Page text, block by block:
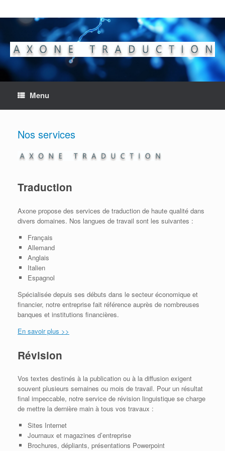
content
Menu
Nos services
Traduction
Axone propose des services de traduction de haute qualité dans
divers domaines. Nos langues de travail sont les suivantes :
Français
Allemand
Anglais
Italien
Espagnol
Spécialisée depuis ses débuts dans le secteur économique et
financier, notre entreprise fait référence auprès de nombreuses
banques et institutions financières.
En savoir plus >>
Révision
Vos textes destinés à la publication ou à la diffusion exigent
souvent plusieurs semaines ou mois de travail. Pour un résultat
final impeccable, notre service de révision linguistique se charge
de mettre la dernière main à tous vos travaux :
Sites Internet
Journaux et magazines d’entreprise
Brochures, dépliants, présentations Powerpoint